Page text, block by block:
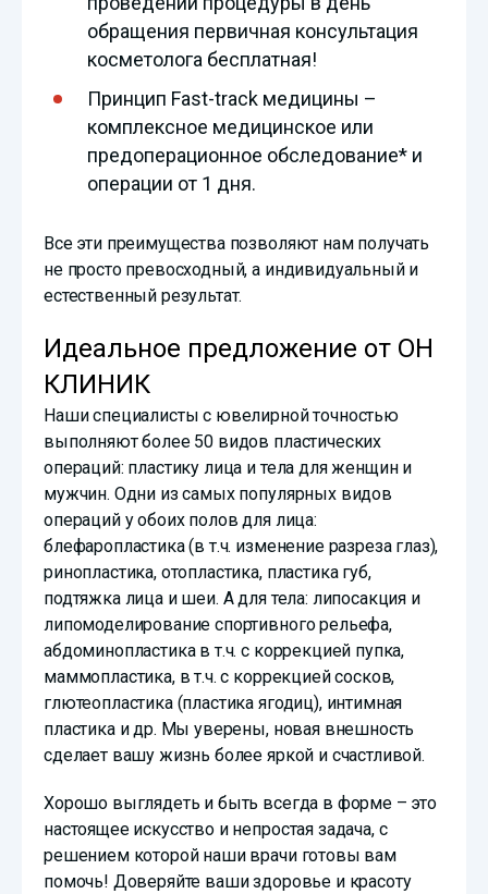
обращения первичная консультация
косметолога бесплатная!
Принцип Fast-track медицины –
комплексное медицинское или
предоперационное обследование* и
операции от 1 дня.
Все эти преимущества позволяют нам получать
не просто превосходный, а индивидуальный и
естественный результат.
Идеальное предложение от ОН
КЛИНИК
Наши специалисты с ювелирной точностью
выполняют более 50 видов пластических
операций: пластику лица и тела для женщин и
мужчин. Одни из самых популярных видов
операций у обоих полов для лица:
блефаропластика (в т.ч. изменение разреза глаз),
ринопластика, отопластика, пластика губ,
подтяжка лица и шеи. А для тела: липосакция и
липомоделирование спортивного рельефа,
абдоминопластика в т.ч. с коррекцией пупка,
маммопластика, в т.ч. с коррекцией сосков,
глютеопластика (пластика ягодиц), интимная
пластика и др. Мы уверены, новая внешность
сделает вашу жизнь более яркой и счастливой.
Хорошо выглядеть и быть всегда в форме – это
настоящее искусство и непростая задача, с
решением которой наши врачи готовы вам
помочь! Доверяйте ваши здоровье и красоту